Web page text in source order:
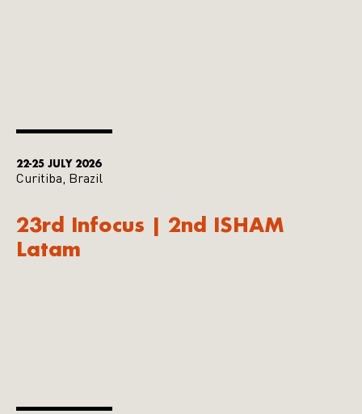
22-25 JULY 2026
Curitiba, Brazil
23rd Infocus | 2nd ISHAM
Latam